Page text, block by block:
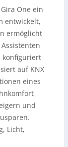
One ein
entwickelt,
ermöglicht
konfiguriert
auf KNX
eines
und
Licht,